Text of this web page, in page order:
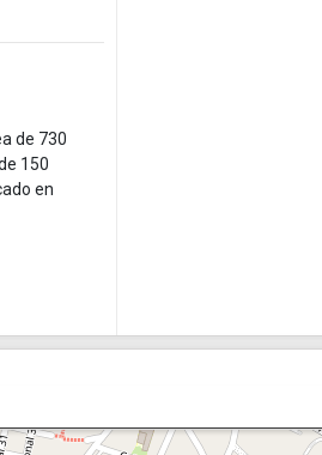
de 730
150
en